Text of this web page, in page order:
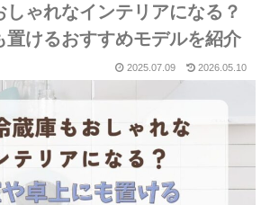
しゃれなインテリアになる？
置けるおすすめモデルを紹介
2025.07.09 2026.05.10